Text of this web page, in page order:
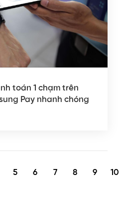
toán 1 chạm trên
Pay nhanh chóng
5 6 7 8 9 10